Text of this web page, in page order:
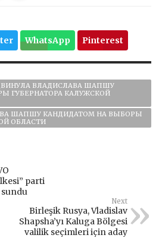
WhatsApp Pinterest
ВЛАДИСЛАВА ШАПШУ
ГУБЕРНАТОРА КАЛУЖСКОЙ
ШАПШУ КАНДИДАТОМ НА ВЫБОРЫ
ОБЛАСТИ
parti
Next
Birleşik Rusya, Vladislav
Shapsha’yı Kaluga Bölgesi
valilik seçimleri için aday